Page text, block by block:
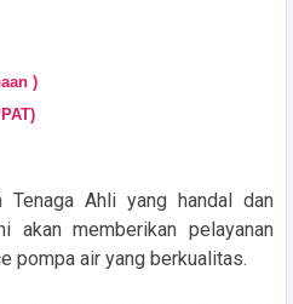
)
Ahli yang handal dan
akan memberikan pelayanan
pompa air yang berkualitas.